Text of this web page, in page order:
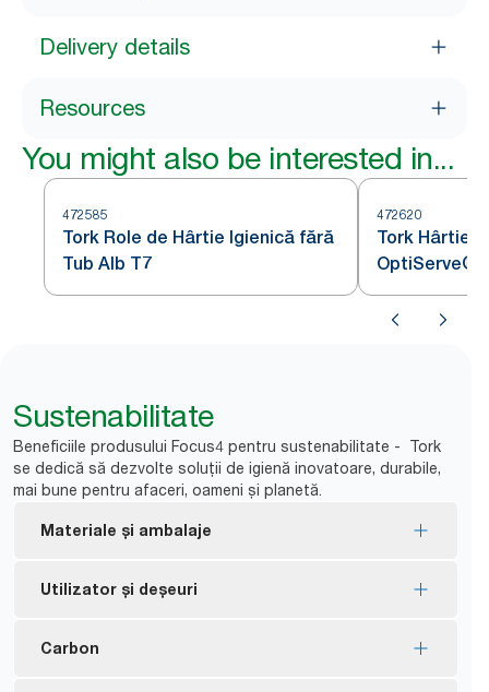
Delivery details
Resources
You might also be interested in...
472585
Tork Role de Hârtie Igienică fără
Tub Alb T7
472620
Tork Hârtie
OptiServe®
Sustenabilitate
Beneficiile produsului Focus4 pentru sustenabilitate - Tork
se dedică să dezvolte soluții de igienă inovatoare, durabile,
mai bune pentru afaceri, oameni și planetă.
Materiale și ambalaje
Rezerve certificate FSC® - fabricate din fibre
Produsele Tork Natural sunt fabricate din
Utilizator și deșeuri
Fără tub și fără înveliș înseamnă mai puține
Carbon